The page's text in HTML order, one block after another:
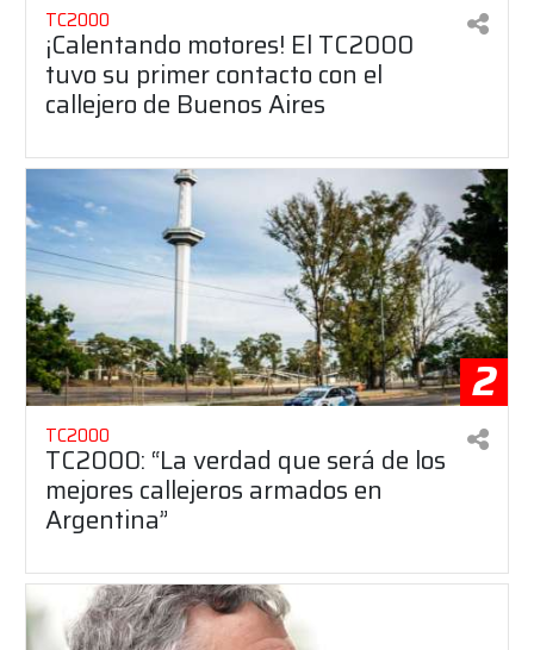
TC2000
¡Calentando motores! El TC2000
tuvo su primer contacto con el
callejero de Buenos Aires
2
TC2000
TC2000: “La verdad que será de los
mejores callejeros armados en
Argentina”